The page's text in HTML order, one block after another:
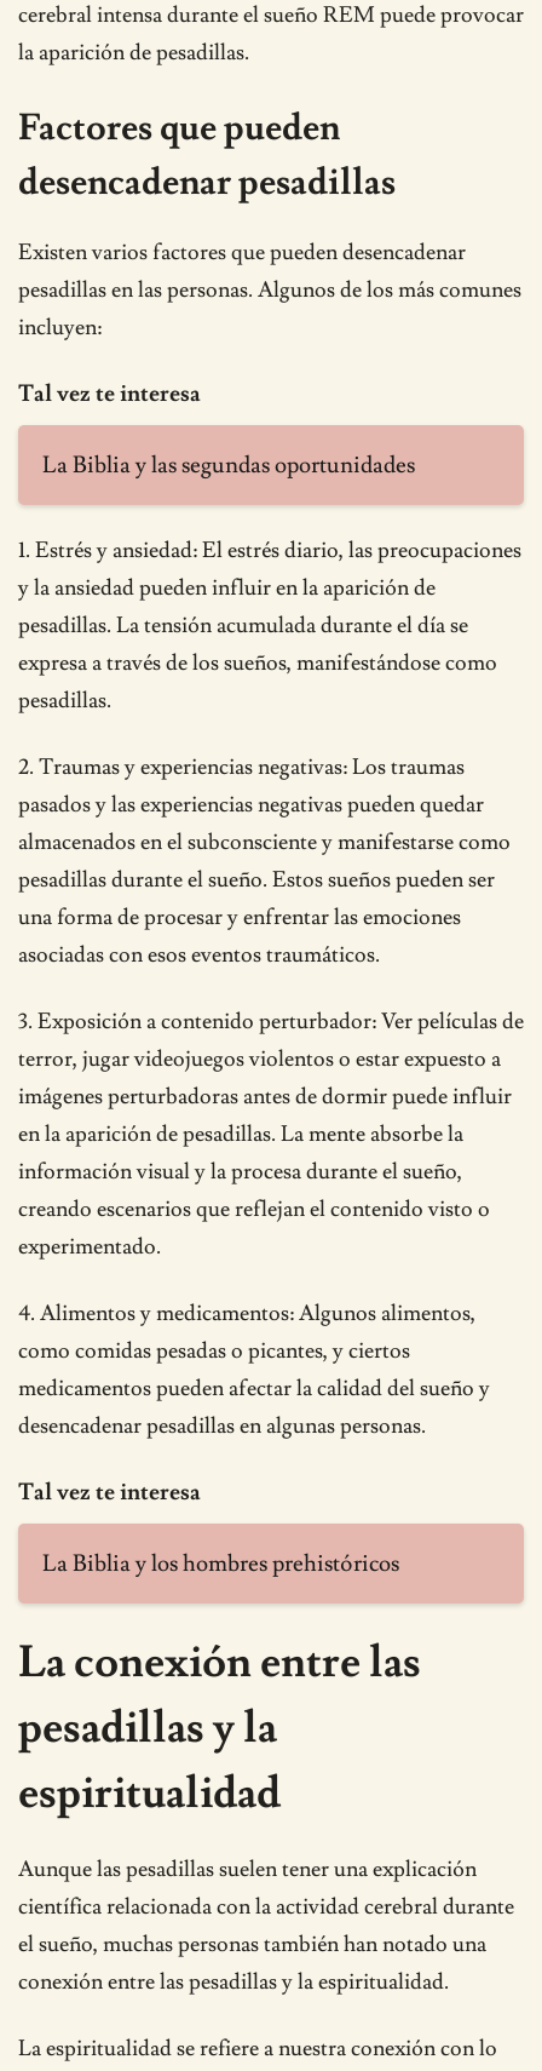
cerebral intensa durante el sueño REM puede provocar
la aparición de pesadillas.
Factores que pueden
desencadenar pesadillas
Existen varios factores que pueden desencadenar
pesadillas en las personas. Algunos de los más comunes
incluyen:
Tal vez te interesa
La Biblia y las segundas oportunidades
1. Estrés y ansiedad: El estrés diario, las preocupaciones
y la ansiedad pueden influir en la aparición de
pesadillas. La tensión acumulada durante el día se
expresa a través de los sueños, manifestándose como
pesadillas.
2. Traumas y experiencias negativas: Los traumas
pasados ​​y las experiencias negativas pueden quedar
almacenados en el subconsciente y manifestarse como
pesadillas durante el sueño. Estos sueños pueden ser
una forma de procesar y enfrentar las emociones
asociadas con esos eventos traumáticos.
3. Exposición a contenido perturbador: Ver películas de
terror, jugar videojuegos violentos o estar expuesto a
imágenes perturbadoras antes de dormir puede influir
en la aparición de pesadillas. La mente absorbe la
información visual y la procesa durante el sueño,
creando escenarios que reflejan el contenido visto o
experimentado.
4. Alimentos y medicamentos: Algunos alimentos,
como comidas pesadas o picantes, y ciertos
medicamentos pueden afectar la calidad del sueño y
desencadenar pesadillas en algunas personas.
Tal vez te interesa
La Biblia y los hombres prehistóricos
La conexión entre las
pesadillas y la
espiritualidad
Aunque las pesadillas suelen tener una explicación
científica relacionada con la actividad cerebral durante
el sueño, muchas personas también han notado una
conexión entre las pesadillas y la espiritualidad.
La espiritualidad se refiere a nuestra conexión con lo